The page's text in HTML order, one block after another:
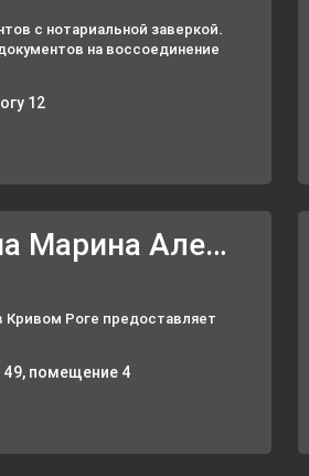
с нотариальной заверкой.
на воссоединение
12
Частный нотариус Папуча Марина Александровна
Кривом Роге предоставляет
49, помещение 4